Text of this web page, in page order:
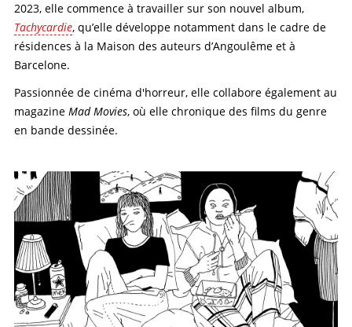
2023, elle commence à travailler sur son nouvel album,
Tachycardie, qu’elle développe notamment dans le cadre de
résidences à la Maison des auteurs d’Angoulême et à
Barcelone.
Passionnée de cinéma d'horreur, elle collabore également au
magazineMad Movies, où elle chronique des films du genre
en bande dessinée.